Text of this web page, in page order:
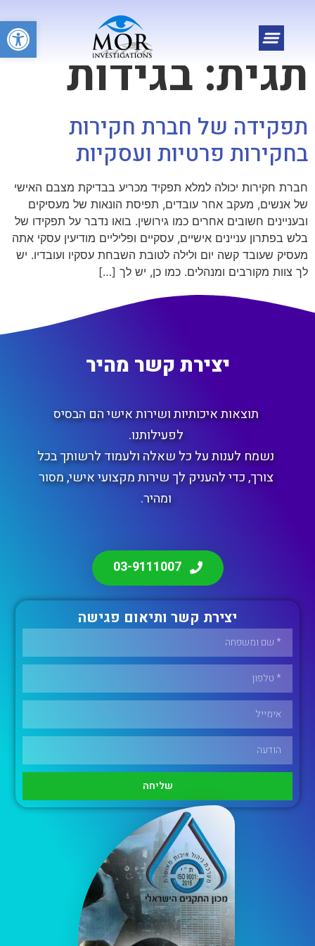
תגית: בגידות
תפקידה של חברת חקירות
בחקירות פרטיות ועסקיות
חברת חקירות יכולה למלא תפקיד מכריע בבדיקת מצבם האישי
של אנשים, מעקב אחר עובדים, תפיסת הונאות של מעסיקים
ובעניינים חשובים אחרים כמו גירושין. בואו נדבר על תפקידו של
בלש בפתרון עניינים אישיים, עסקיים ופליליים מודיעין עסקי אתה
מעסיק שעובד קשה יום ולילה לטובת השבחת עסקיו ועובדיו. יש
לך צוות מקורבים ומנהלים. כמו כן, יש לך […]
יצירת קשר מהיר
תוצאות איכותיות ושירות אישי הם הבסיס
לפעילותנו.
נשמח לענות על כל שאלה ולעמוד לרשותך בכל
צורך, כדי להעניק לך שירות מקצועי אישי, מסור
ומהיר.
03-9111007
יצירת קשר ותיאום פגישה
שליחה